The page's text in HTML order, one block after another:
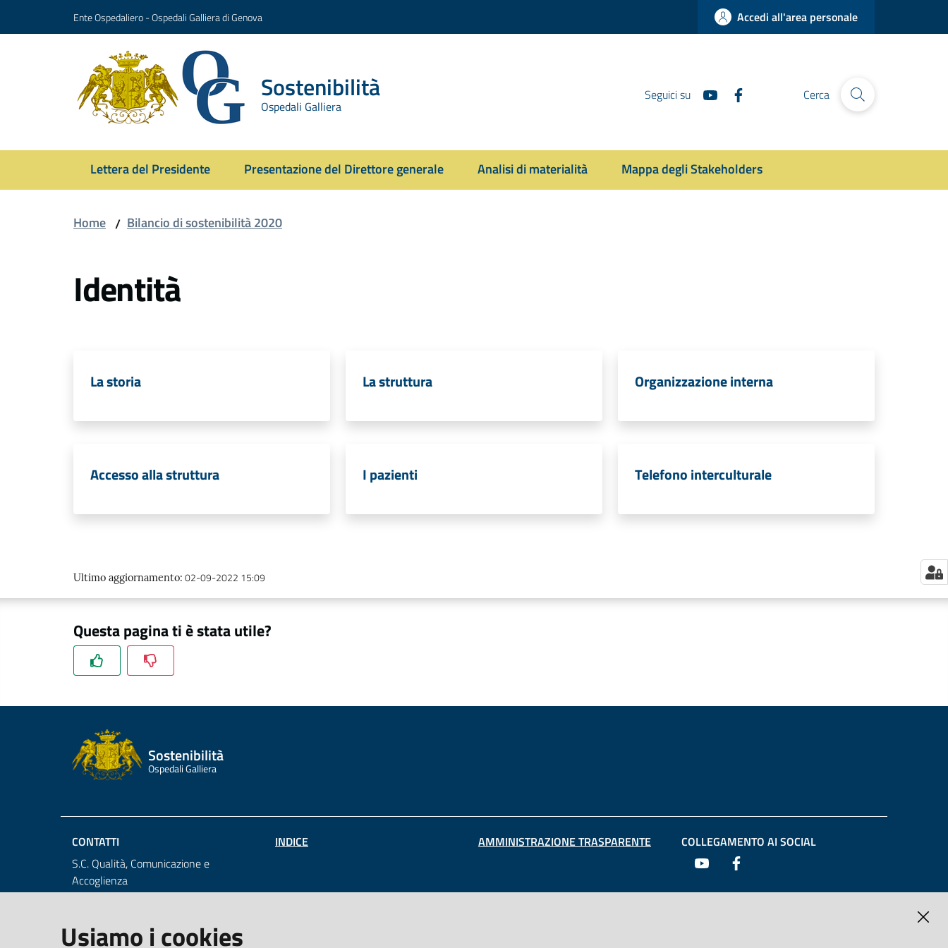
Vai al contenuto
Vai alla navigazioneEnte Ospedaliero - Ospedali Galliera di Genova Accedi all'area personale
Sostenibilità
Ospedali Galliera
Seguici su Cerca
Lettera del Presidente Presentazione del Direttore generale Analisi di materialità Mappa degli Stakeholders
Home / Bilancio di sostenibilità 2020
Identità
La storia La struttura Organizzazione interna
Accesso alla struttura I pazienti Telefono interculturale
Ultimo aggiornamento: 02-09-2022 15:09
Questa pagina ti è stata utile?
Sostenibilità
Ospedali Galliera
CONTATTI
S.C. Qualità, Comunicazione e
Accoglienza
e-mail: qualita@galliera.it
Ente Ospedaliero Ospedali Galliera
INDICE AMMINISTRAZIONE TRASPARENTE
COLLEGAMENTO AI SOCIAL
Youtube
Usiamo i cookies